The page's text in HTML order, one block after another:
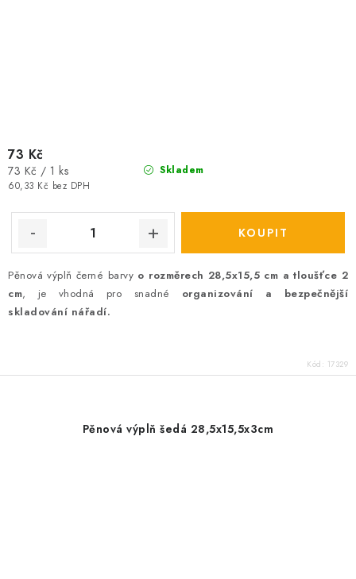
Skladem
60,33 Kč bez DPH
73 Kč
Měrná
cena:
73 Kč / 1 ks
Pěnová výplň černé barvy o rozměrech 28,5x15,5 cm a tloušťce 2
cm, je vhodná pro snadné organizování a bezpečnější
skladování nářadí.
Kód: 17329
Pěnová výplň šedá 28,5x15,5x3cm